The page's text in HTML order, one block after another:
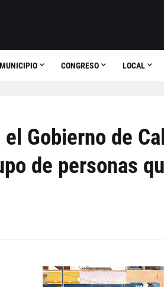
MUNICIPIO CONGRESO LOCAL
el Gobierno de
de personas